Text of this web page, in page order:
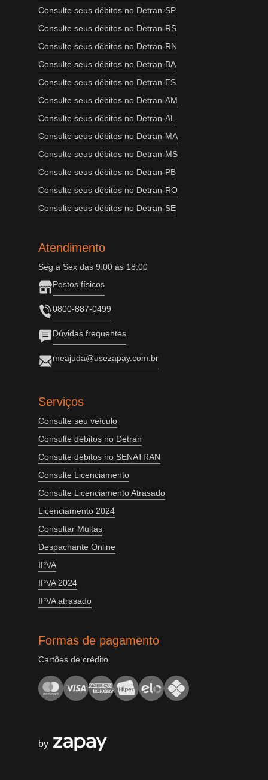
Consulte seus débitos no Detran-SP
Consulte seus débitos no Detran-RS
Consulte seus débitos no Detran-RN
Consulte seus débitos no Detran-BA
Consulte seus débitos no Detran-ES
Consulte seus débitos no Detran-AM
Consulte seus débitos no Detran-AL
Consulte seus débitos no Detran-MA
Consulte seus débitos no Detran-MS
Consulte seus débitos no Detran-PB
Consulte seus débitos no Detran-RO
Consulte seus débitos no Detran-SE
Atendimento
Seg a Sex das 9:00 às 18:00
Postos físicos
0800-887-0499
Dúvidas frequentes
meajuda@usezapay.com.br
Serviços
Consulte seu veículo
Consulte débitos no Detran
Consulte débitos no SENATRAN
Consulte Licenciamento
Consulte Licenciamento Atrasado
Licenciamento 2024
Consultar Multas
Despachante Online
IPVA
IPVA 2024
IPVA atrasado
Formas de pagamento
Cartões de crédito
by